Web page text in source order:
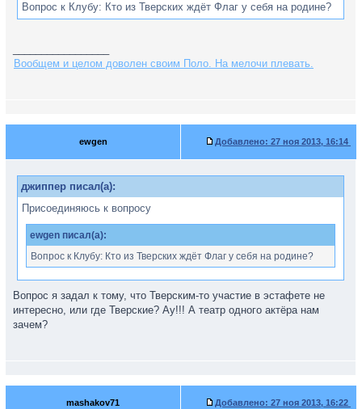
Вопрос к Клубу: Кто из Тверских ждёт Флаг у себя на родине?
Вообщем и целом доволен своим Поло. На мелочи плевать.
ewgen Добавлено: 27 ноя 2013, 16:14
джиппер писал(а):
Присоединяюсь к вопросу
ewgen писал(а):
Вопрос к Клубу: Кто из Тверских ждёт Флаг у себя на родине?
Вопрос я задал к тому, что Тверским-то участие в эстафете не
интересно, или где Тверские? Ау!!! А театр одного актёра нам
зачем?
mashakov71 Добавлено: 27 ноя 2013, 16:22